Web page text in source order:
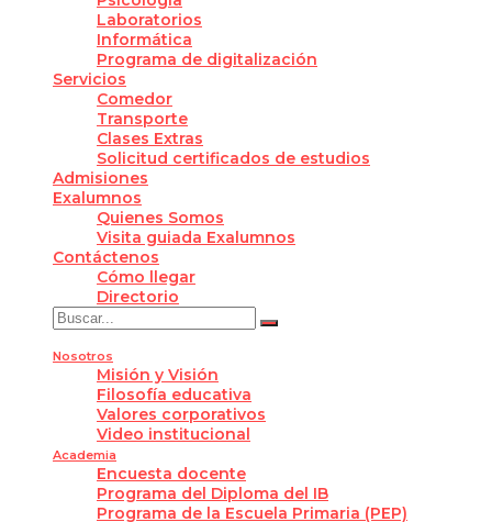
Laboratorios
Informática
Programa de digitalización
Servicios
Comedor
Transporte
Clases Extras
Solicitud certificados de estudios
Admisiones
Exalumnos
Quienes Somos
Visita guiada Exalumnos
Contáctenos
Cómo llegar
Directorio
Nosotros
Misión y Visión
Filosofía educativa
Valores corporativos
Video institucional
Academia
Encuesta docente
Programa del Diploma del IB
Programa de la Escuela Primaria (PEP)